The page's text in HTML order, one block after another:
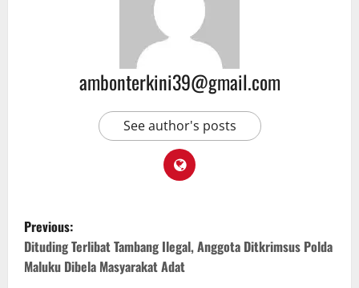
ambonterkini39@gmail.com
See author's posts
Previous:
Dituding Terlibat Tambang Ilegal, Anggota Ditkrimsus Polda
Maluku Dibela Masyarakat Adat